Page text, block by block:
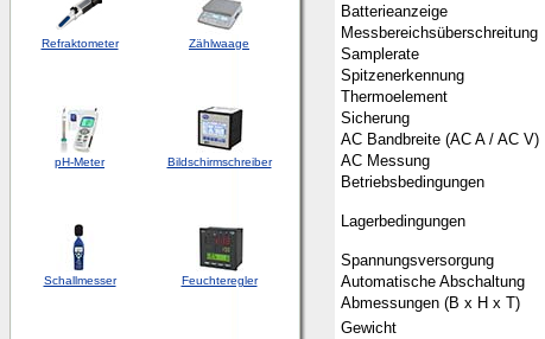
Refraktometer Zählwaage
pH-Meter Bildschirmschreiber
Schallmesser Feuchteregler
Batterieanzeige
Messbereichsüberschreitung
Samplerate
Spitzenerkennung
Thermoelement
Sicherung
AC Bandbreite (AC A / AC V)
AC Messung
Betriebsbedingungen
Lagerbedingungen
Spannungsversorgung
Automatische Abschaltung
Abmessungen (B x H x T)
Gewicht